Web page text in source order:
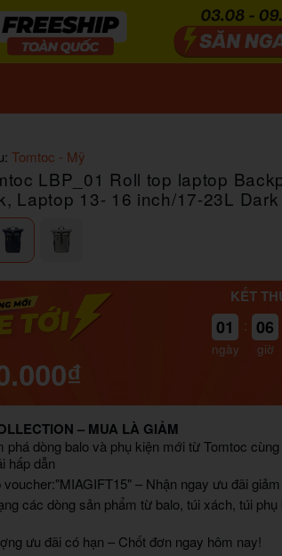
Tomtoc - Mỹ
LBP_01 Roll top laptop
Laptop 13- 16 inch/17-23L
KẾT
01
ngày
: 06
giờ
– MUA LÀ GIẢM
phá dòng balo và phụ kiện mới từ Tomtoc
hấp dẫn
voucher:"MIAGIFT15" – Nhận ngay ưu đãi
các dòng sản phẩm từ balo, túi xách, túi phụ
ưu đãi có hạn – Chốt đơn ngay hôm nay!